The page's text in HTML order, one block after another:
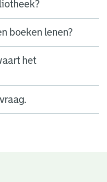
boeken lenen?
het